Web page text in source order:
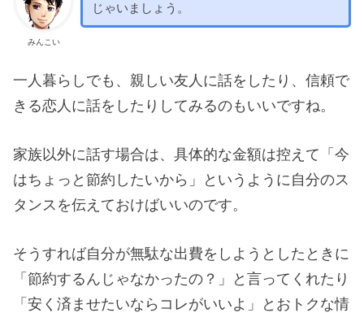
みんこい
じゃいましょう。
一人暮らしでも、親しい友人に話をしたり、信頼で
きる恋人に話をしたりしてみるのもいいですね。
家族以外に話す場合は、具体的な金額は控えて「今
はちょっと節約したいから」というように自分のス
タンスを伝えておけばいいのです。
そうすれば自分が無駄な出費をしようとしたときに
「節約するんじゃなかったの？」と言ってくれたり
「安く済ませたいならコレがいいよ」とおトクな情